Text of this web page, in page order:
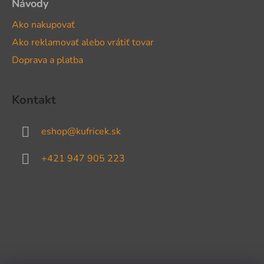
Návody
Ako nakupovať
Ako reklamovať alebo vrátiť tovar
Doprava a platba
Kontakt
eshop@kufricek.sk
+421 947 905 223